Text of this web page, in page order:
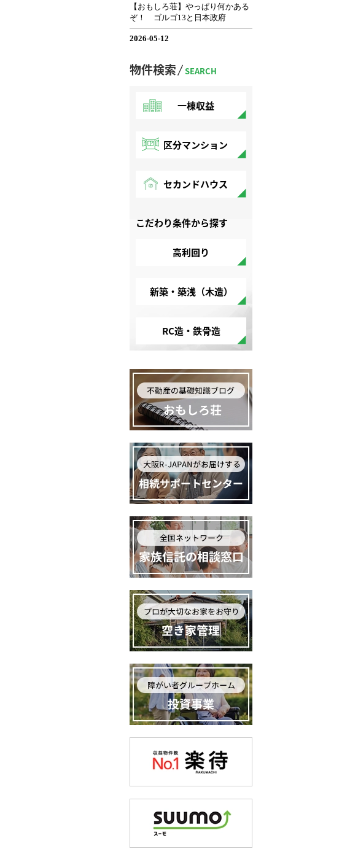
物件検索 SEARCH
一棟収益
区分マンション
セカンドハウス
こだわり条件から探す
高利回り
新築・築浅（木造）
RC造・鉄骨造